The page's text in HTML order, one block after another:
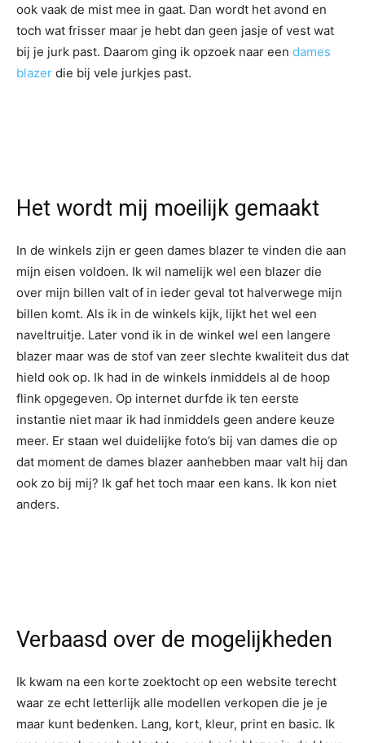
ook vaak de mist mee in gaat. Dan wordt het avond en
toch wat frisser maar je hebt dan geen jasje of vest wat
bij je jurk past. Daarom ging ik opzoek naar een dames
blazer die bij vele jurkjes past.
Het wordt mij moeilijk gemaakt
In de winkels zijn er geen dames blazer te vinden die aan
mijn eisen voldoen. Ik wil namelijk wel een blazer die
over mijn billen valt of in ieder geval tot halverwege mijn
billen komt. Als ik in de winkels kijk, lijkt het wel een
naveltruitje. Later vond ik in de winkel wel een langere
blazer maar was de stof van zeer slechte kwaliteit dus dat
hield ook op. Ik had in de winkels inmiddels al de hoop
flink opgegeven. Op internet durfde ik ten eerste
instantie niet maar ik had inmiddels geen andere keuze
meer. Er staan wel duidelijke foto’s bij van dames die op
dat moment de dames blazer aanhebben maar valt hij dan
ook zo bij mij? Ik gaf het toch maar een kans. Ik kon niet
anders.
Verbaasd over de mogelijkheden
Ik kwam na een korte zoektocht op een website terecht
waar ze echt letterlijk alle modellen verkopen die je je
maar kunt bedenken. Lang, kort, kleur, print en basic. Ik